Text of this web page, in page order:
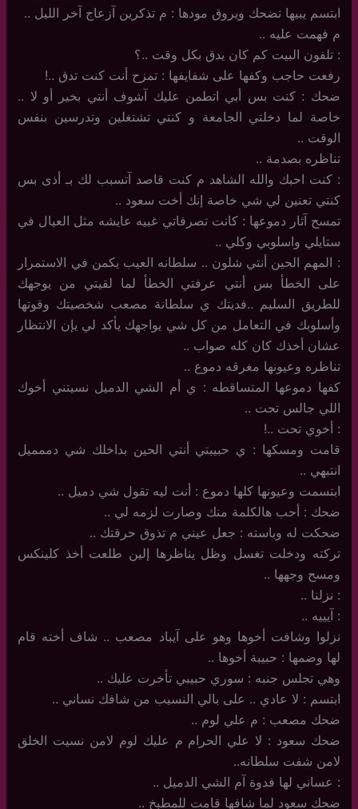
ابتسم يبيها تضحك ويروق مودها : م تذكرين آزعاج آخر الليل ..
م فهمت عليه ..
: تلفون البيت كم كان يدق بكل وقت ..؟
رفعت حاجب وكفها على شفايفها : تمزح أنت كنت تدق ..!
ضحك : كنت بس أبي اتطمن عليك آشوف أنتي بخير أو لا ..
خاصة لما دخلتي الجامعة و كنتي تشتغلين وتدرسين بنفس
الوقت ..
تناظره بصدمة ..
: كنت احبك والله الشاهد م كنت قاصد آتسبب لك بـ أذى بس
كنتي تعنين لي شي خاصة إنك أخت سعود ..
تمسح آثار دموعها : كانت تصرفاتي غبيه عايشه مثل العيال في
ستايلي واسلوبي وكلي ..
: المهم الحين أنتي شلون .. سلطانه العيب يكمن في الاستمرار
على الخطأ بس أنتي عرفتي الخطأ لما لقيتي من يوجهك
للطريق السليم ..فديتك ي سلطانة مصعب شخصيتك وقوتها
وأسلوبك في التعامل من كل شي يواجهك يأكد لي يإن الانتظار
عشان أخذك كان كله صواب ..
تناظره وعيونها مغرقه دموع ..
كفها دموعها المتساقطه : ي أم الشي الدميل نسيتني أخوك
اللي جالس تحت ..
: أخوي تحت ..!
قامت ومسكها : ي حبيبتي أنتي الحين بداخلك شي دممميل
انتبهي ..
ابتسمت وعيونها كلها دموع : أنت ليه تقول شي دميل ..
ضحك : أحب هالكلمة منك وصارت لزمه لي ..
ضحكت له وباسته : جعل عيني م تذوق حرقتك ..
تركته ودخلت تغسل وظل يناظرها إلين طلعت أخذ كلينكس
ومسح وجهها ..
: نزلنا ..
: آيييه ..
نزلوا وشافت أخوها وهو على آيباد مصعب .. شاف أخته قام
لها وضمها : حبيبة أخوها ..
وهي تجلس جنبه : سوري حبيبي تأخرت عليك ..
ابتسم : لا عادي .. على بالي النسيب من شافك نساني ..
ضحك مصعب : م علي لوم ..
ضحك سعود : لا علي الحرام م عليك لوم لامن نسيت الخلق
لامن شفت سلطانه..
: عساني لها فدوة آم الشي الدميل ..
ضحك سعود لما شافها قامت للمطبخ ..